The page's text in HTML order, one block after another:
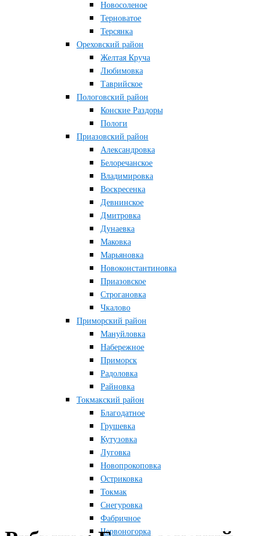
Новосоленое
Терноватое
Терсянка
Ореховский район
Желтая Круча
Любимовка
Таврийское
Пологовский район
Конские Раздоры
Пологи
Приазовский район
Александровка
Белоречанское
Владимировка
Воскресенка
Девнинское
Дмитровка
Дунаевка
Маковка
Марьяновка
Новоконстантиновка
Приазовское
Строгановка
Чкалово
Приморский район
Мануйловка
Набережное
Приморск
Радоловка
Райновка
Токмакский район
Благодатное
Грушевка
Кутузовка
Луговка
Новопрокоповка
Остриковка
Токмак
Снегуровка
Фабричное
Червоногорка